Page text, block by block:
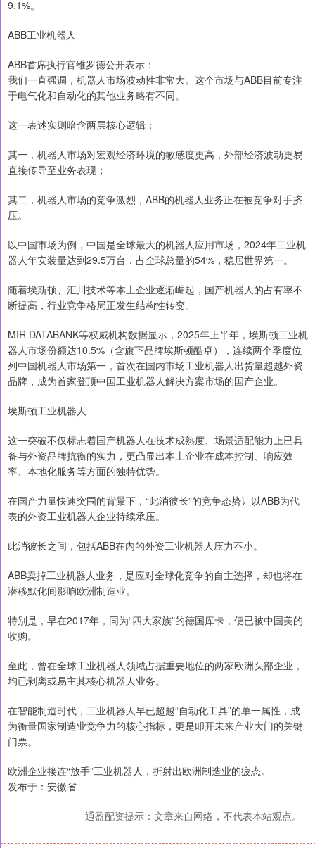
9.1%。
ABB工业机器人
ABB首席执行官维罗德公开表示：
我们一直强调，机器人市场波动性非常大。这个市场与ABB目前专注
于电气化和自动化的其他业务略有不同。
这一表述实则暗含两层核心逻辑：
其一，机器人市场对宏观经济环境的敏感度更高，外部经济波动更易
直接传导至业务表现；
其二，机器人市场的竞争激烈，ABB的机器人业务正在被竞争对手挤
压。
以中国市场为例，中国是全球最大的机器人应用市场，2024年工业机
器人年安装量达到29.5万台，占全球总量的54%，稳居世界第一。
随着埃斯顿、汇川技术等本土企业逐渐崛起，国产机器人的占有率不
断提高，行业竞争格局正发生结构性转变。
MIR DATABANK等权威机构数据显示，2025年上半年，埃斯顿工业机
器人市场份额达10.5%（含旗下品牌埃斯顿酷卓），连续两个季度位
列中国机器人市场第一，首次在国内市场工业机器人出货量超越外资
品牌，成为首家登顶中国工业机器人解决方案市场的国产企业。
埃斯顿工业机器人
这一突破不仅标志着国产机器人在技术成熟度、场景适配能力上已具
备与外资品牌抗衡的实力，更凸显出本土企业在成本控制、响应效
率、本地化服务等方面的独特优势。
在国产力量快速突围的背景下，“此消彼长”的竞争态势让以ABB为代
表的外资工业机器人企业持续承压。
此消彼长之间，包括ABB在内的外资工业机器人压力不小。
ABB卖掉工业机器人业务，是应对全球化竞争的自主选择，却也将在
潜移默化间影响欧洲制造业。
特别是，早在2017年，同为“四大家族”的德国库卡，便已被中国美的
收购。
至此，曾在全球工业机器人领域占据重要地位的两家欧洲头部企业，
均已剥离或易主其核心机器人业务。
在智能制造时代，工业机器人早已超越“自动化工具”的单一属性，成
为衡量国家制造业竞争力的核心指标，更是叩开未来产业大门的关键
门票。
欧洲企业接连“放手”工业机器人，折射出欧洲制造业的疲态。
发布于：安徽省
通盈配资提示：文章来自网络，不代表本站观点。